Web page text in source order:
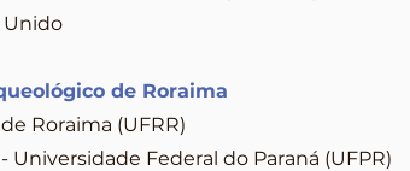
Unido
de Roraima
Roraima (UFRR)
Universidade Federal do Paraná (UFPR)